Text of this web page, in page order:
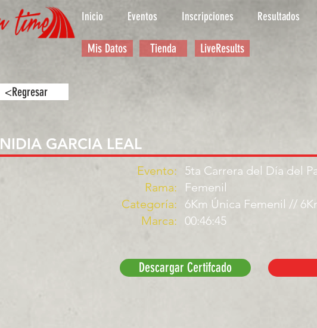
Inicio Eventos Inscripciones Resultados
Mis Datos Tienda LiveResults
<Regresar
NIDIA GARCIA LEAL
Evento:
Rama:
Categoría:
Marca:
5ta Carrera del Día del
Femenil
6Km Única Femenil //
00:46:45
Descargar Certifcado